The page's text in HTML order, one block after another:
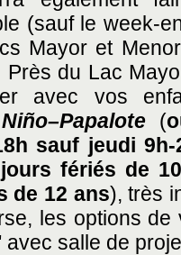
(sauf le week-
Mayor et
Près du Lac
avec vos
(
sauf jeudi 9h-
fériés de
de 12 ans), très
les options
avec salle de